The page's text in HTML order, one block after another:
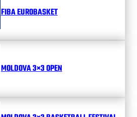
FIBA EUROBASKET
MOLDOVA 3×3 OPEN